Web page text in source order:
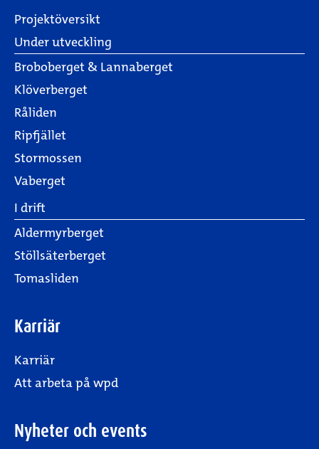
Projektöversikt
Under utveckling
Broboberget & Lannaberget
Klöverberget
Råliden
Ripfjället
Stormossen
Vaberget
I drift
Aldermyrberget
Stöllsäterberget
Tomasliden
Karriär
Karriär
Att arbeta på wpd
Nyheter och events